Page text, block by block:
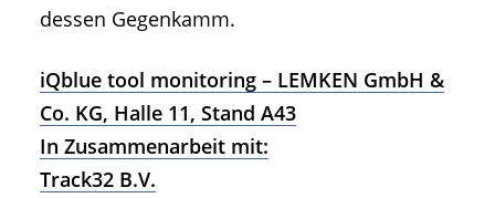
dessen Gegenkamm.
iQblue tool monitoring – LEMKEN GmbH &
Co. KG, Halle 11, Stand A43
In Zusammenarbeit mit:
Track32 B.V.